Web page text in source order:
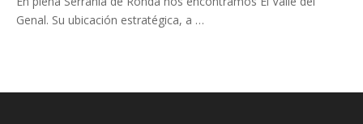
Genal. Su ubicación estratégica, a …